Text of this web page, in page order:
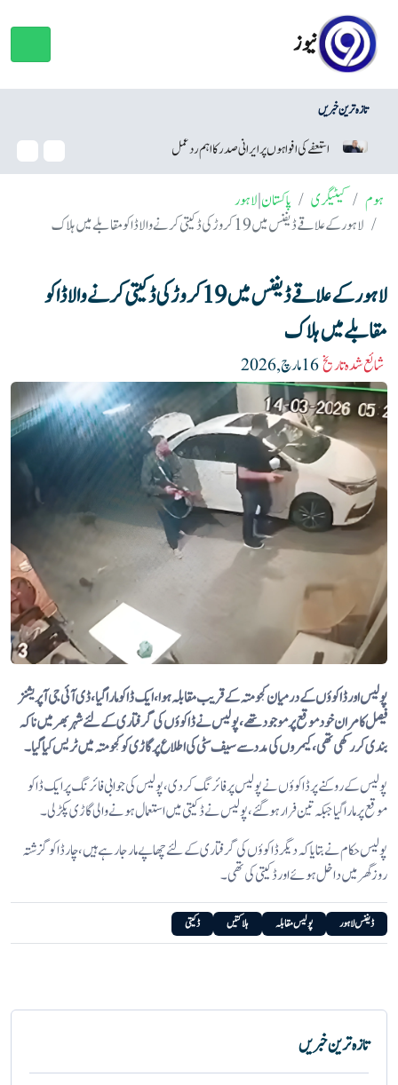
نیوز
تازہ ترین خبریں
صدر کا اہم ردعمل وائٹ ہاؤس بال روم منصوبہ، ٹرمپ کو
ہوم کیٹیگری پاکستان|لاہور
لاہور کے علاقے ڈیفنس میں 19 کروڑ کی ڈکیتی کرنے والا ڈاکو مقابلے میں ہلاک
لاہور کے علاقے ڈیفنس میں 19 کروڑ کی ڈکیتی کرنے والا ڈاکو
مقابلے میں ہلاک
شائع شدہ تاریخ
پولیس اور ڈاکوؤں کے درمیان گجومتہ کے قریب مقابلہ ہوا، ایک ڈاکومارا گیا، ڈی آئی جی آپریشنز
فیصل کامران خود موقع پر موجود تھے، پولیس نے ڈاکوؤں کی گرفتاری کے لئے شہر بھر میں ناکہ
بندی کر رکھی تھی، کیمروں کی مدد سے سیف سٹی کی اطلاع پر گاڑیکو گجومتہ میں ٹریس کیا گیا۔
پولیس کے روکنے پر ڈاکوؤں نے پولیس پر فائرنگ کر دی، پولیس کی جوابی فائرنگ پر ایک ڈاکو
موقع پر مارا گیا جبکہ تین فرار ہوگئے، پولیس نے ڈکیتی میں استعمال ہونے والی گاڑی پکڑ لی۔
پولیس حکام نے بتایا کہ دیگر ڈاکوؤں کی گرفتاری کے لئے چھاپے مار جارہے ہیں، چار ڈاکو گزشتہ
روز گھر میں داخل ہوئے اور ڈکیتی کی تھی۔
ڈیفنس لاہور پولیس مقابلہ ہلاکتیں ڈکیتی
تازہ ترین خبریں